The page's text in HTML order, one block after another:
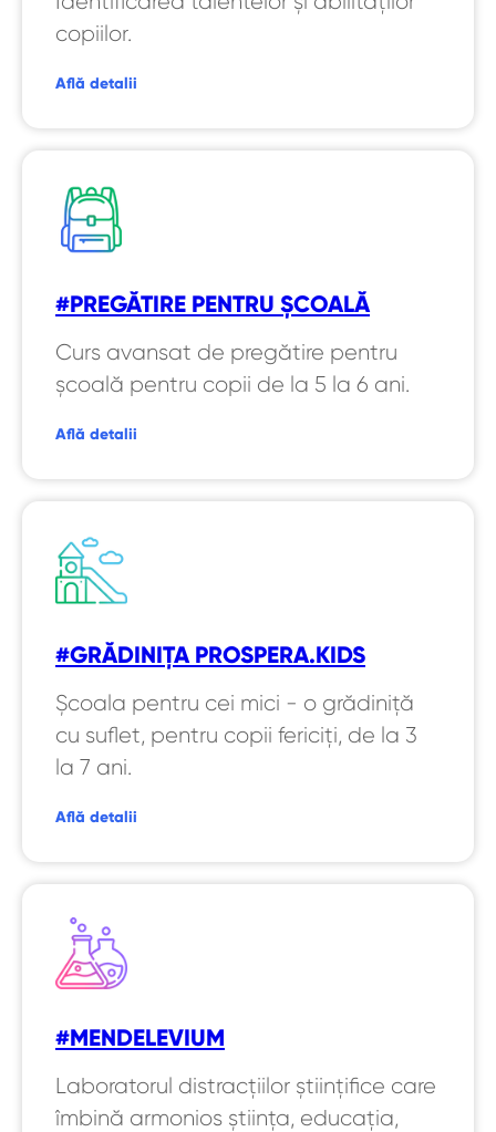
copiilor.
Află detalii
#PREGĂTIRE PENTRU ȘCOALĂ
Curs avansat de pregătire pentru
școală pentru copii de la 5 la 6 ani.
Află detalii
#GRĂDINIȚA PROSPERA.KIDS
Școala pentru cei mici - o grădiniță
cu suflet, pentru copii fericiți, de la 3
la 7 ani.
Află detalii
#MENDELEVIUM
Laboratorul distracțiilor științifice care
îmbină armonios știința, educația,